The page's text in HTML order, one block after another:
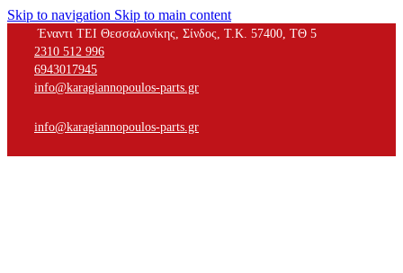
Skip to navigation Skip to main content
Έναντι ΤΕΙ Θεσσαλονίκης, Σίνδος, Τ.Κ. 57400, ΤΘ 5
2310 512 996
6943017945
info@karagiannopoulos-parts.gr
info@karagiannopoulos-parts.gr